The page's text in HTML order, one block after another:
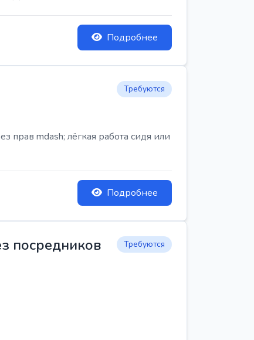
Подробнее
Требуются
mdash; лёгкая работа сидя или
Подробнее
посредников Требуются